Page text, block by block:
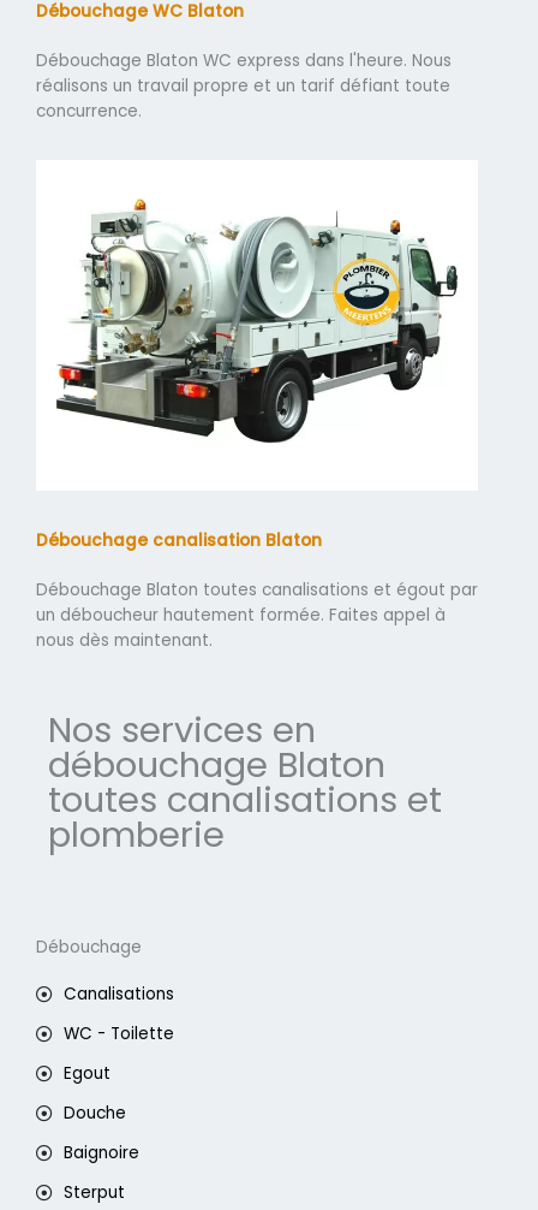
Débouchage WC Blaton
Débouchage Blaton WC express dans l'heure. Nous
réalisons un travail propre et un tarif défiant toute
concurrence.
Débouchage canalisation Blaton
Débouchage Blaton toutes canalisations et égout par
un déboucheur hautement formée. Faites appel à
nous dès maintenant.
Nos services en
débouchage Blaton
toutes canalisations et
plomberie
Débouchage
Canalisations
WC - Toilette
Egout
Douche
Baignoire
Sterput